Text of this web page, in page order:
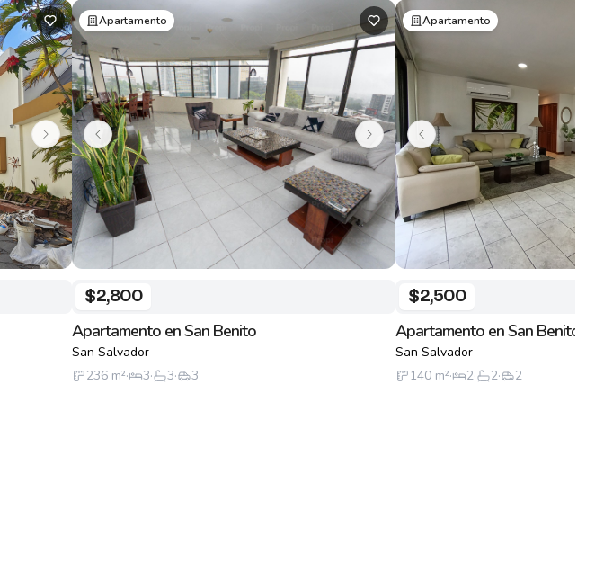
Apartamento
$2,800
Apartamento en San Benito
San Salvador
236 m²· 3· 3· 3
Apartamento
$2,500
Apartamento en San Benito
San Salvador
140 m²· 2· 2· 2